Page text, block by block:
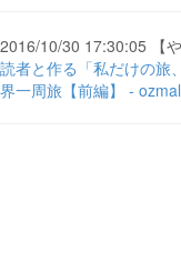
2016/10/30 17:30:05 【や
読者と作る「私だけの旅
界一周旅【前編】 -